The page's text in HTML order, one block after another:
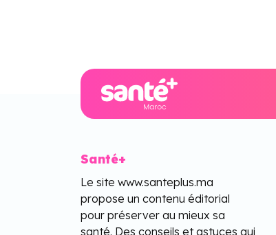
Santé+
Le site www.santeplus.ma
propose un contenu éditorial
pour préserver au mieux sa
santé. Des conseils et astuces qui